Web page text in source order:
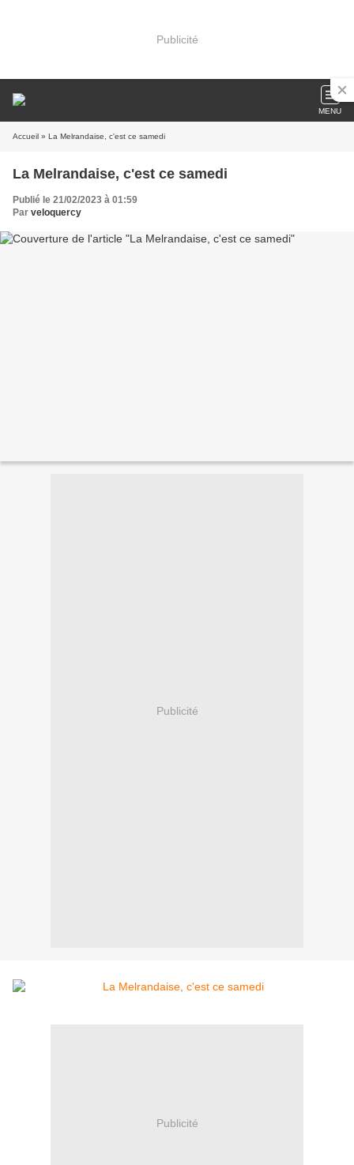
Publicité
MENU
Accueil » La Melrandaise, c'est ce samedi
La Melrandaise, c'est ce samedi
Publié le 21/02/2023 à 01:59
Par veloquercy
Publicité
Publicité